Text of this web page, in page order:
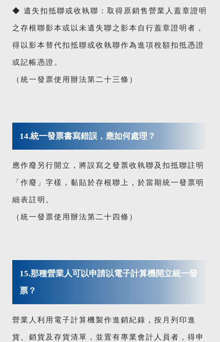
◆ 遺失扣抵聯或收執聯：取得原銷售營業人蓋章證明
之存根聯影本或以未遺失聯之影本自行蓋章證明者，
得以影本替代扣抵聯或收執聯作為進項稅額扣抵憑證
或記帳憑證。
（統一發票使用辦法第二十三條）
14.統一發票書寫錯誤，應如何處理？
應作廢另行開立，將誤寫之發票收執聯及扣抵聯註明
「作廢」字樣，黏貼於存根聯上，於當期統一發票明
細表註明。
（統一發票使用辦法第二十四條）
15.那種營業人可以申請以電子計算機開立統一發
票？
營業人利用電子計算機製作進銷紀錄，按月列印進
貨、銷貨及存貨清單，並置有專業會計人員者，得申